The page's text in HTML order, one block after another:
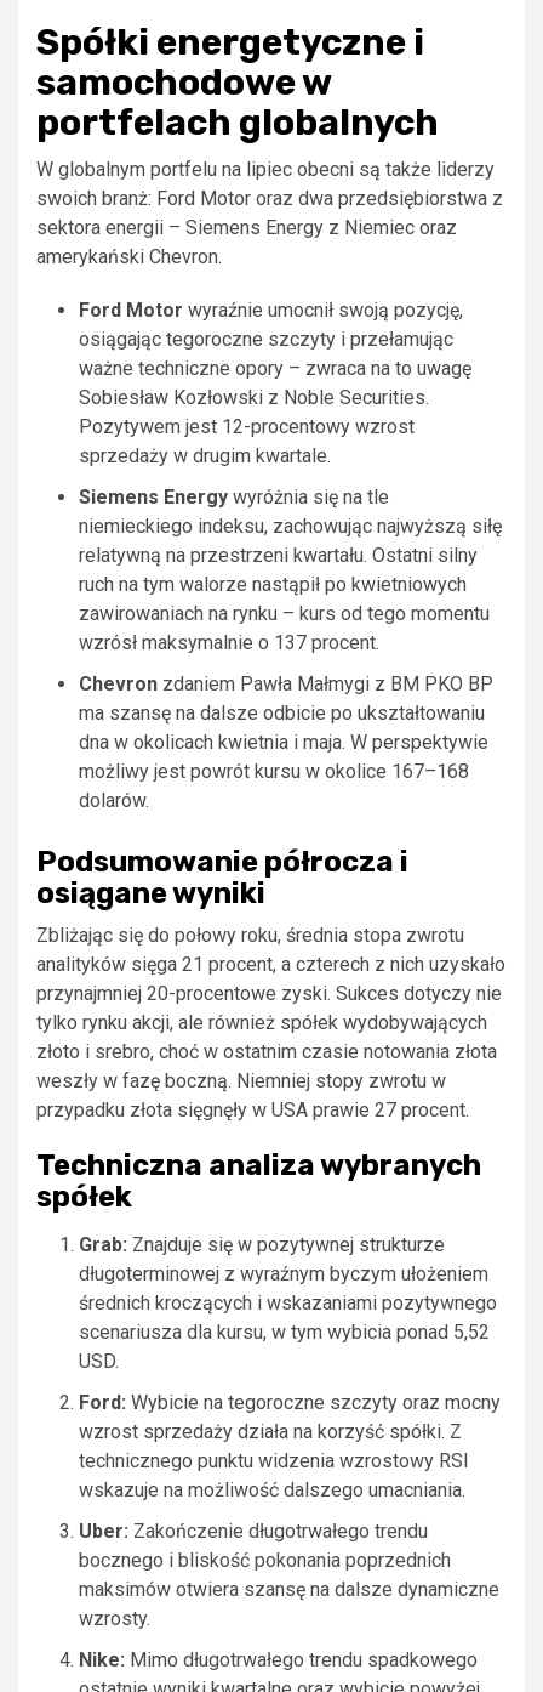
Spółki energetyczne i
samochodowe w
portfelach globalnych
W globalnym portfelu na lipiec obecni są także liderzy
swoich branż: Ford Motor oraz dwa przedsiębiorstwa z
sektora energii – Siemens Energy z Niemiec oraz
amerykański Chevron.
Ford Motor wyraźnie umocnił swoją pozycję,
osiągając tegoroczne szczyty i przełamując
ważne techniczne opory – zwraca na to uwagę
Sobiesław Kozłowski z Noble Securities.
Pozytywem jest 12-procentowy wzrost
sprzedaży w drugim kwartale.
Siemens Energy wyróżnia się na tle
niemieckiego indeksu, zachowując najwyższą siłę
relatywną na przestrzeni kwartału. Ostatni silny
ruch na tym walorze nastąpił po kwietniowych
zawirowaniach na rynku – kurs od tego momentu
wzrósł maksymalnie o 137 procent.
Chevron zdaniem Pawła Małmygi z BM PKO BP
ma szansę na dalsze odbicie po ukształtowaniu
dna w okolicach kwietnia i maja. W perspektywie
możliwy jest powrót kursu w okolice 167–168
dolarów.
Podsumowanie półrocza i
osiągane wyniki
Zbliżając się do połowy roku, średnia stopa zwrotu
analityków sięga 21 procent, a czterech z nich uzyskało
przynajmniej 20-procentowe zyski. Sukces dotyczy nie
tylko rynku akcji, ale również spółek wydobywających
złoto i srebro, choć w ostatnim czasie notowania złota
weszły w fazę boczną. Niemniej stopy zwrotu w
przypadku złota sięgnęły w USA prawie 27 procent.
Techniczna analiza wybranych
spółek
Grab: Znajduje się w pozytywnej strukturze
długoterminowej z wyraźnym byczym ułożeniem
średnich kroczących i wskazaniami pozytywnego
scenariusza dla kursu, w tym wybicia ponad 5,52
USD.
Ford: Wybicie na tegoroczne szczyty oraz mocny
wzrost sprzedaży działa na korzyść spółki. Z
technicznego punktu widzenia wzrostowy RSI
wskazuje na możliwość dalszego umacniania.
Uber: Zakończenie długotrwałego trendu
bocznego i bliskość pokonania poprzednich
maksimów otwiera szansę na dalsze dynamiczne
wzrosty.
Nike: Mimo długotrwałego trendu spadkowego